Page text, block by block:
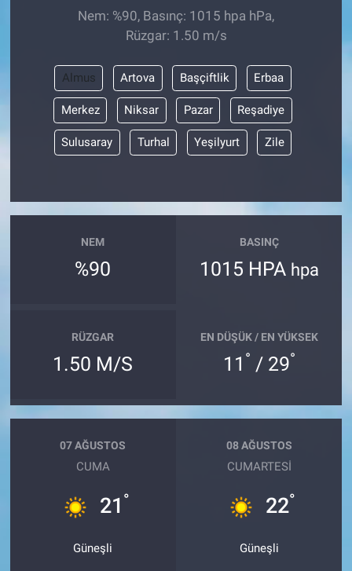
Nem: %90, Basınç: 1015 hpa hPa,
Rüzgar: 1.50 m/s
Almus Artova Başçiftlik Erbaa
Merkez Niksar Pazar Reşadiye
Sulusaray Turhal Yeşilyurt Zile
NEM
%90
BASINÇ
1015 HPA hpa
RÜZGAR
1.50 M/S
EN DÜŞÜK / EN YÜKSEK
11 ° / 29°
07 AĞUSTOS
CUMA
21 °
Güneşli
08 AĞUSTOS
CUMARTESI
22°
Güneşli